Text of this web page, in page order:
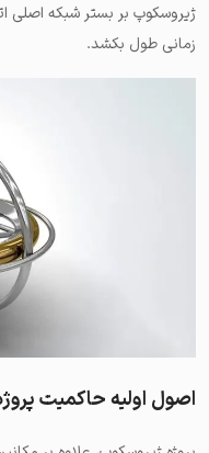
ژیروسکوپ بر بستر شبکه اصلی
زمانی طول بکشد.
اصول اولیه حاکمیت